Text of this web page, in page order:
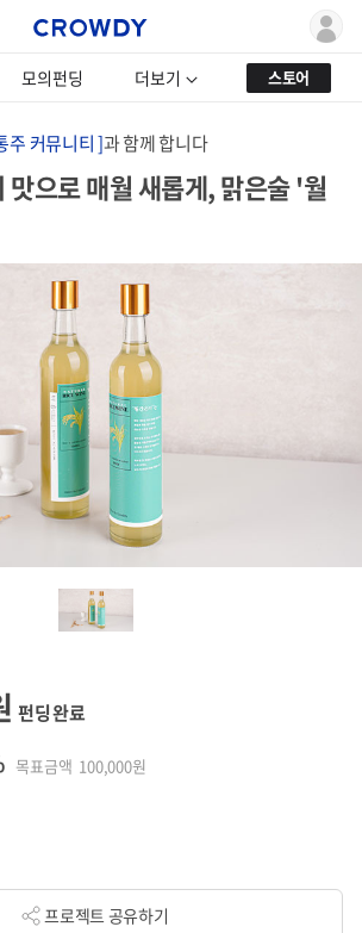
모의펀딩 더보기 스토어
주 커뮤니티 ]과 함께 합니다
으로 매월 새롭게, 맑은술 '월
펀딩 완료
목표금액 100,000원
프로젝트 공유하기